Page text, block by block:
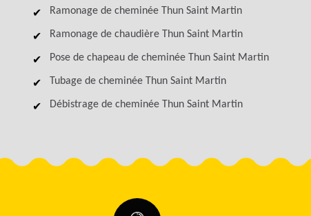
Ramonage de cheminée Thun Saint Martin
Ramonage de chaudière Thun Saint Martin
Pose de chapeau de cheminée Thun Saint Martin
Tubage de cheminée Thun Saint Martin
Débistrage de cheminée Thun Saint Martin